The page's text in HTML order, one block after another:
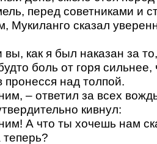
перед советниками и
Мукиланго сказал
как я был наказан за
боль от горя
пронесся над толпой.
– ответил за всех
кивнул:
А что ты хочешь нам